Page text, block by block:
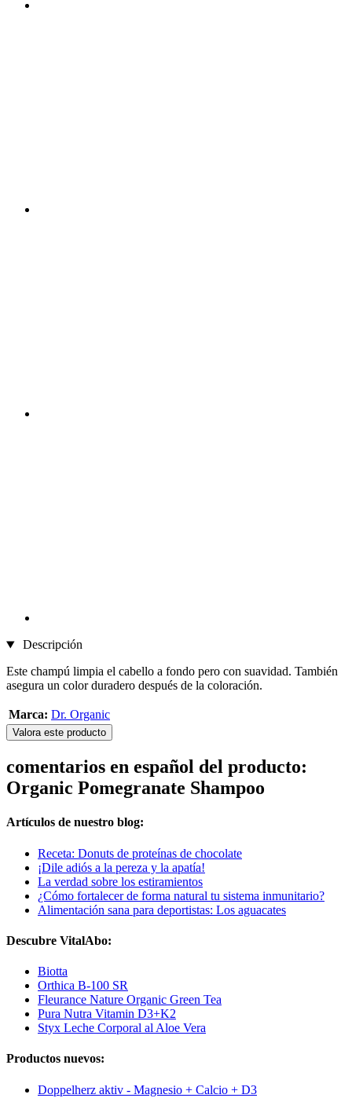
Descripción
Este champú limpia el cabello a fondo pero con suavidad. También
asegura un color duradero después de la coloración.
Marca: Dr. Organic
Valora este producto
comentarios en español del producto:
Organic Pomegranate Shampoo
Artículos de nuestro blog:
Receta: Donuts de proteínas de chocolate
¡Dile adiós a la pereza y la apatía!
La verdad sobre los estiramientos
¿Cómo fortalecer de forma natural tu sistema inmunitario?
Alimentación sana para deportistas: Los aguacates
Descubre VitalAbo:
Biotta
Orthica B-100 SR
Fleurance Nature Organic Green Tea
Pura Nutra Vitamin D3+K2
Styx Leche Corporal al Aloe Vera
Productos nuevos:
Doppelherz aktiv - Magnesio + Calcio + D3